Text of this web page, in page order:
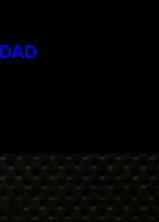
electrónico